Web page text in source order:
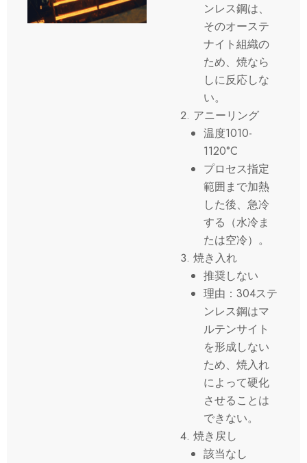
ンレス鋼は、
そのオーステ
ナイト組織の
ため、焼なら
しに反応しな
い。
アニーリング
温度1010-
1120°C
プロセス指定
範囲まで加熱
した後、急冷
する（水冷ま
たは空冷）。
焼き入れ
推奨しない
理由：304ステ
ンレス鋼はマ
ルテンサイト
を形成しない
ため、焼入れ
によって硬化
させることは
できない。
焼き戻し
該当なし